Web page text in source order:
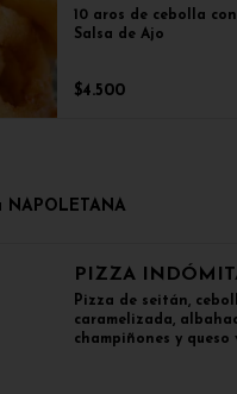
10 aros de cebolla
Salsa de Ajo
$4.500
NAPOLETANA
PIZZA
Pizza de seitán,
caramelizada,
champiñones y queso